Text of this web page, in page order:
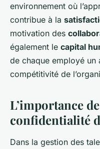
environnement où
contribue à la
motivation des
également le capital
de chaque employé
compétitivité de
L’importance
confidentialité
Dans la gestion des